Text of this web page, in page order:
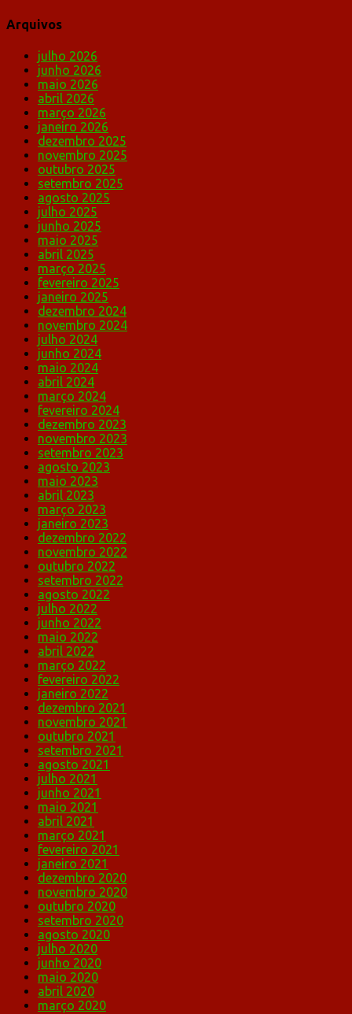
Arquivos
julho 2026
junho 2026
maio 2026
abril 2026
março 2026
janeiro 2026
dezembro 2025
novembro 2025
outubro 2025
setembro 2025
agosto 2025
julho 2025
junho 2025
maio 2025
abril 2025
março 2025
fevereiro 2025
janeiro 2025
dezembro 2024
novembro 2024
julho 2024
junho 2024
maio 2024
abril 2024
março 2024
fevereiro 2024
dezembro 2023
novembro 2023
setembro 2023
agosto 2023
maio 2023
abril 2023
março 2023
janeiro 2023
dezembro 2022
novembro 2022
outubro 2022
setembro 2022
agosto 2022
julho 2022
junho 2022
maio 2022
abril 2022
março 2022
fevereiro 2022
janeiro 2022
dezembro 2021
novembro 2021
outubro 2021
setembro 2021
agosto 2021
julho 2021
junho 2021
maio 2021
abril 2021
março 2021
fevereiro 2021
janeiro 2021
dezembro 2020
novembro 2020
outubro 2020
setembro 2020
agosto 2020
julho 2020
junho 2020
maio 2020
abril 2020
março 2020